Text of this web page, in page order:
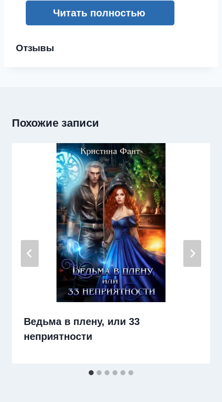
Читать полностью
Отзывы
Похожие записи
Ведьма в плену, или 33
неприятности